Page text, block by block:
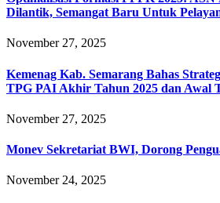
Dilantik, Semangat Baru Untuk
November 27, 2025
Kemenag Kab. Semarang Bahas
TPG PAI Akhir Tahun 2025 dan Awal
November 27, 2025
Monev Sekretariat BWI, Dorong
November 24, 2025